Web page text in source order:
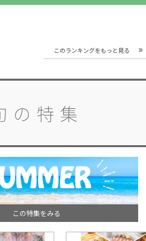
このランキングをもっと見る
の特集
この特集をみる